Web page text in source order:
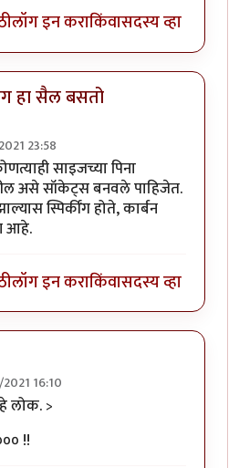
लॉग इन कराकिंवासदस्य व्हा
हा सैल बसतो
23:58
निर्णय विचाराधीनby
साइजच्या पिना
असे सॉकेट्स बनवले पाहिजेत.
स्पिर्कींग होते, कार्बन
आहे.
लॉग इन कराकिंवासदस्य व्हा
16:10
लोक. >
!!